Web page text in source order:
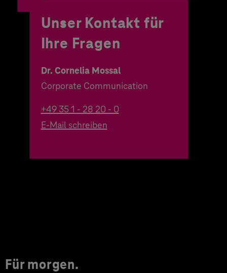
Unser Kontakt für
Ihre Fragen
Dr. Cornelia Mossal
Corporate Communication
+49 35 1 - 28 20 - 0
E-Mail schreiben
Für morgen.